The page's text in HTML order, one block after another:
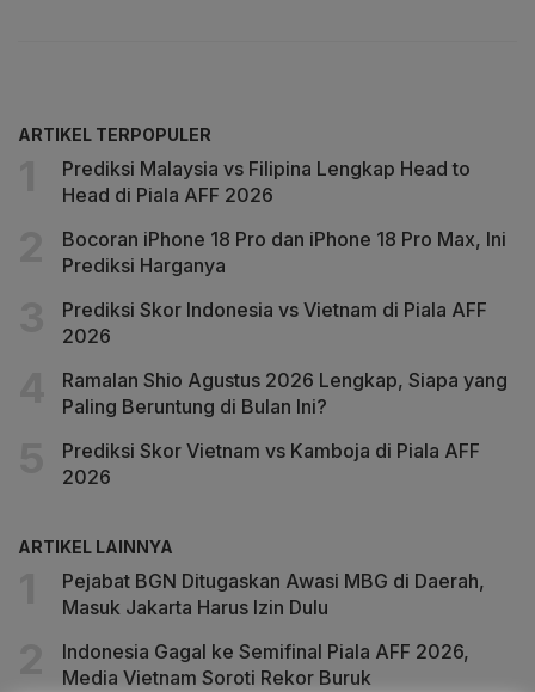
ARTIKEL TERPOPULER
Prediksi Malaysia vs Filipina Lengkap Head to
Head di Piala AFF 2026
Bocoran iPhone 18 Pro dan iPhone 18 Pro Max, Ini
Prediksi Harganya
Prediksi Skor Indonesia vs Vietnam di Piala AFF
2026
Ramalan Shio Agustus 2026 Lengkap, Siapa yang
Paling Beruntung di Bulan Ini?
Prediksi Skor Vietnam vs Kamboja di Piala AFF
2026
ARTIKEL LAINNYA
Pejabat BGN Ditugaskan Awasi MBG di Daerah,
Masuk Jakarta Harus Izin Dulu
Indonesia Gagal ke Semifinal Piala AFF 2026,
Media Vietnam Soroti Rekor Buruk